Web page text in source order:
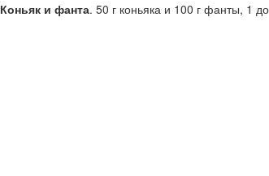
Коньяк и фанта. 50 г коньяка и 100 г фанты, 1